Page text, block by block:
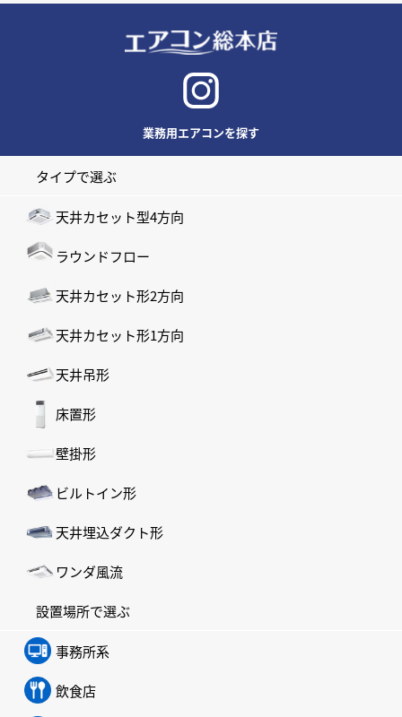
業務用エアコンを探す
タイプで選ぶ
天井カセット型4方向
ラウンドフロー
天井カセット形2方向
天井カセット形1方向
天井吊形
床置形
壁掛形
ビルトイン形
天井埋込ダクト形
ワンダ風流
設置場所で選ぶ
事務所系
飲食店